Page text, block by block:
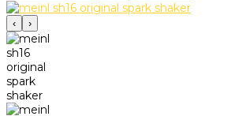
‹ ›